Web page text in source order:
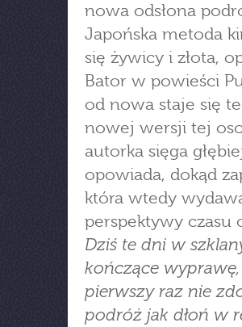
nowa odsłona
Japońska metoda
się żywicy i złota,
Bator w powieści
od nowa staje się
nowej wersji tej
autorka sięga
opowiada, dokąd
która wtedy
perspektywy czasu
Dziś te dni w
kończące
pierwszy raz nie
podróż jak dłoń w